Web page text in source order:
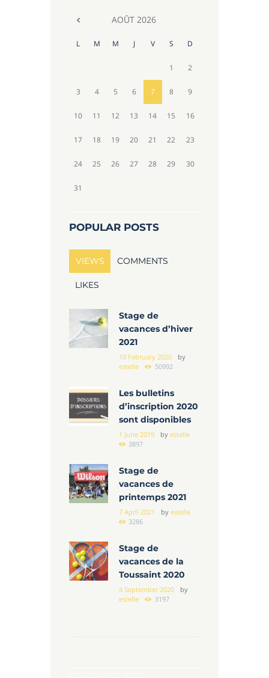
AOÛT 2026
L M M J V S D
1 2
3 4 5 6 7 8 9
10 11 12 13 14 15 16
17 18 19 20 21 22 23
24 25 26 27 28 29 30
31
POPULAR POSTS
VIEWS COMMENTS
LIKES
Stage de
vacances d’hiver
2021
10 February 2020
by
estelle
50992
Les bulletins
d’inscription 2020
sont disponibles
1 June 2019 byestelle
3897
Stage de
vacances de
printemps 2021
7 April 2021 byestelle
3286
Stage de
vacances de la
Toussaint 2020
4 September 2020
by
estelle
3197